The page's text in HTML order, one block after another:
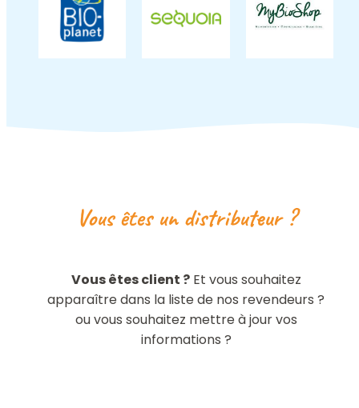
Vous êtes un distributeur ?
Vous êtes client ?Et vous souhaitez
apparaître dans la liste de nos revendeurs ?
ou vous souhaitez mettre à jour vos
informations ?